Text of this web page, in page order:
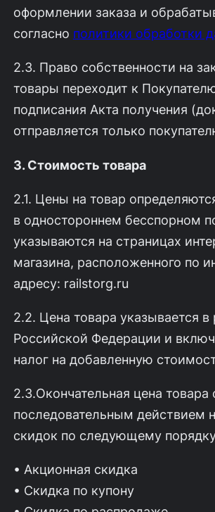
оформлении заказа и
согласно политики обработки
2.3. Право собственности на
товары переходит к
подписания Акта получения
отправляется только
3. Стоимость товара
2.1. Цены на товар
в одностороннем бесспорном
указываются на страницах
магазина, расположенного по
адресу: railstorg.ru
2.2. Цена товара указывается в
Российской Федерации и
налог на добавленную
2.3.Окончательная цена товара
последовательным действием
скидок по следующему
• Акционная скидка
• Скидка по купону